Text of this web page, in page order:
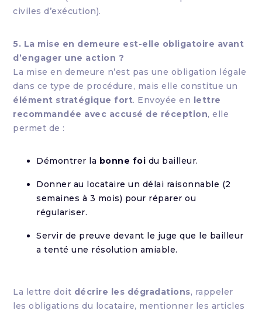
civiles d’exécution).
5. La mise en demeure est-elle obligatoire avant
d’engager une action ?
La mise en demeure n’est pas une obligation légale
dans ce type de procédure, mais elle constitue un
élément stratégique fort. Envoyée en lettre
recommandée avec accusé de réception, elle
permet de :
Démontrer la bonne foi du bailleur.
Donner au locataire un délai raisonnable (2
semaines à 3 mois) pour réparer ou
régulariser.
Servir de preuve devant le juge que le bailleur
a tenté une résolution amiable.
La lettre doit décrire les dégradations, rappeler
les obligations du locataire, mentionner les articles